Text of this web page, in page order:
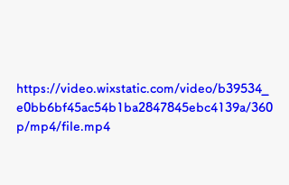
https://video.wixstatic.com/video/b39534_
e0bb6bf45ac54b1ba2847845ebc4139a/360
p/mp4/file.mp4